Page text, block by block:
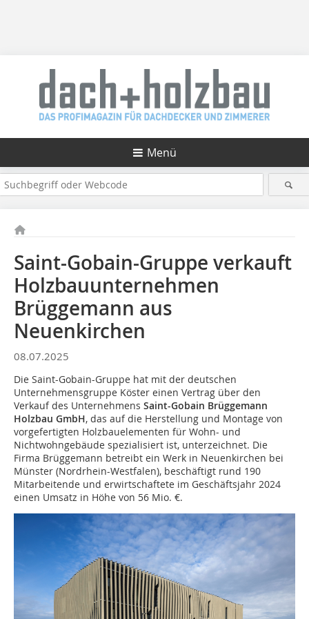
Menü
Saint-Gobain-Gruppe verkauft
Holzbauunternehmen
Brüggemann aus
Neuenkirchen
08.07.2025
Die Saint-Gobain-Gruppe hat mit der deutschen
Unternehmensgruppe Köster einen Vertrag über den
Verkauf des Unternehmens Saint-Gobain Brüggemann
Holzbau GmbH, das auf die Herstellung und Montage von
vorgefertigten Holzbauelementen für Wohn- und
Nichtwohngebäude spezialisiert ist, unterzeichnet. Die
Firma Brüggemann betreibt ein Werk in Neuenkirchen bei
Münster (Nordrhein-Westfalen), beschäftigt rund 190
Mitarbeitende und erwirtschaftete im Geschäftsjahr 2024
einen Umsatz in Höhe von 56 Mio. €.